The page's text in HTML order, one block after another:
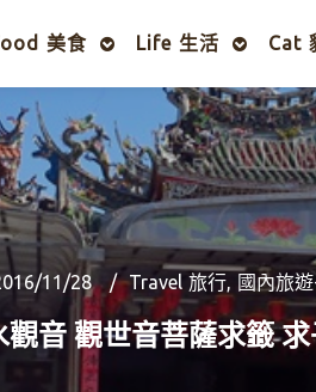
美食 Life 生活 Cat
11/28 Travel 旅行, 國內旅
音 觀世音菩薩求籤